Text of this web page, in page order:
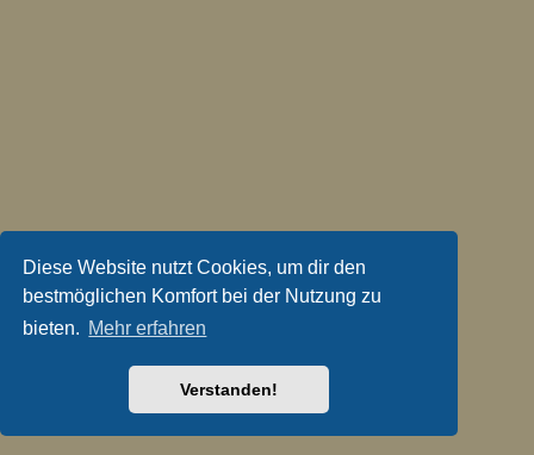
Diese Website nutzt Cookies, um dir den
bestmöglichen Komfort bei der Nutzung zu
bieten. Mehr erfahren
Verstanden!